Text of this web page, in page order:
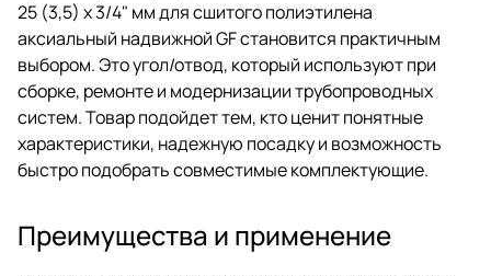
25 (3,5) х 3/4" мм для сшитого полиэтилена
аксиальный надвижной GF становится практичным
выбором. Это угол/отвод, который используют при
сборке, ремонте и модернизации трубопроводных
систем. Товар подойдет тем, кто ценит понятные
характеристики, надежную посадку и возможность
быстро подобрать совместимые комплектующие.
Преимущества и применение